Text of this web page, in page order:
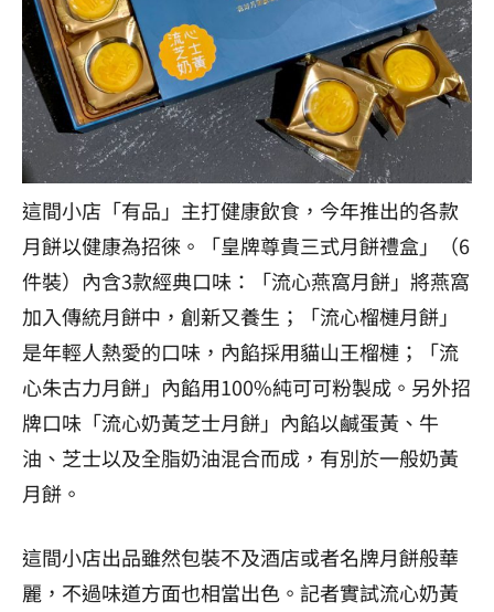
這間小店「有品」主打健康飲食，今年推出的各款
月餅以健康為招徠。「皇牌尊貴三式月餅禮盒」（6
件裝）內含3款經典口味：「流心燕窩月餅」將燕窩
加入傳統月餅中，創新又養生；「流心榴槤月餅」
是年輕人熱愛的口味，內餡採用貓山王榴槤；「流
心朱古力月餅」內餡用100%純可可粉製成。另外招
牌口味「流心奶黃芝士月餅」內餡以鹹蛋黃、牛
油、芝士以及全脂奶油混合而成，有別於一般奶黃
月餅。
這間小店出品雖然包裝不及酒店或者名牌月餅般華
麗，不過味道方面也相當出色。記者實試流心奶黃